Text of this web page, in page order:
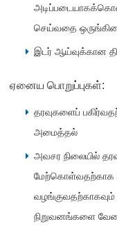
செய்வதை
இடர் ஆய்வுக்கான
ஏனைய பொறுப்புகள்:
தரவுகளைப்
அமைத்தல்
அவசர நிலையில்
மேற்கொள்வதற்காக
நிறுவனங்களை